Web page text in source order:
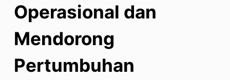
Operasional dan
Mendorong
Pertumbuhan